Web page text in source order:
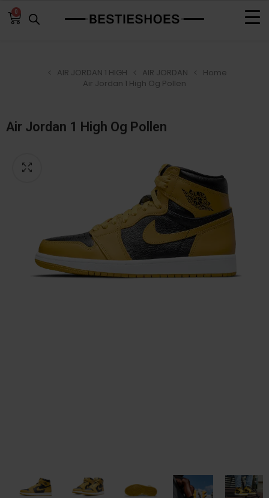
0
Home
AIR JORDAN
AIR JORDAN 1 HIGH
Air Jordan 1 High Og Pollen
Air Jordan 1 High Og Pollen